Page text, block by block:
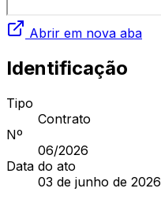
Abrir em nova aba
Identificação
Tipo
Contrato
Nº
06/2026
Data do ato
03 de junho de 2026